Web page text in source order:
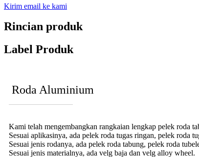
Kirim email ke kami
Rincian produk
Label Produk
Roda Aluminium
Kami telah mengembangkan rangkaian lengkap pelek roda
Sesuai aplikasinya, ada pelek roda tugas ringan, pelek roda
Sesuai jenis rodanya, ada pelek roda tabung, pelek roda
Sesuai jenis materialnya, ada velg baja dan velg alloy wheel.